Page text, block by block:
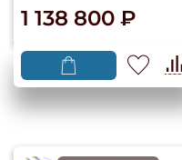
1 138 800 ₽